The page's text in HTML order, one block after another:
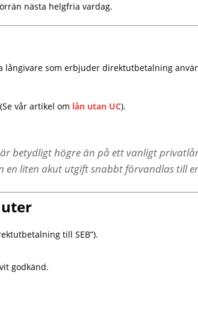
nästa helgfria vardag.
långivare som erbjuder direktutbetalning
vår artikel om lån utan UC).
betydligt högre än på ett vanligt
liten akut utgift snabbt förvandlas till
till SEB”).
godkänd.